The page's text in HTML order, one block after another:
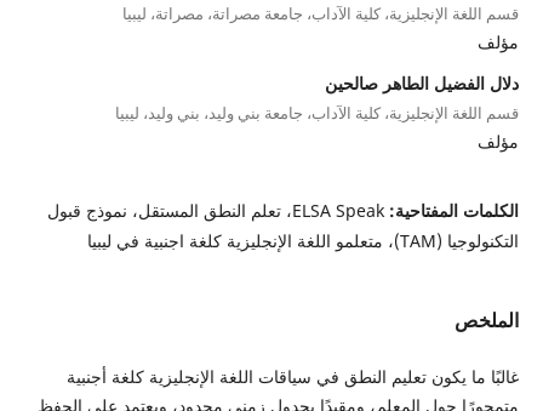
قسم اللغة الإنجليزية، كلية الآداب، جامعة مصراتة، مصراتة، ليبيا
مؤلف
دلال الفضيل الطاهر صالحين
قسم اللغة الإنجليزية، كلية الآداب، جامعة بني وليد، بني وليد، ليبيا
مؤلف
الكلمات المفتاحية:
ELSA Speak، تعلم النطق المستقل، نموذج قبول
التكنولوجيا (TAM)، متعلمو اللغة الإنجليزية كلغة اجنبية في ليبيا
الملخص
غالبًا ما يكون تعليم النطق في سياقات اللغة الإنجليزية كلغة أجنبية
متمحورًا حول المعلم، ومقيدًا بجدول زمني محدود، ويعتمد على الحفظ